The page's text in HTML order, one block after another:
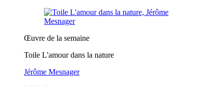
Œuvre de la semaine
Toile L'amour dans la nature
Jérôme Mesnager